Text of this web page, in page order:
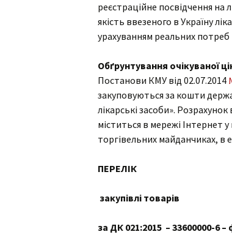
реєстраційне посвідчення на
якість ввезеного в Україну
урахуванням реальних потреб
Обґрунтування очікуваної
Постанови КМУ від 02.07.2014
закуповуються за кошти
лікарські засоби».
міститься в мережі Інтернет
торгівельних майданчиках, в
ПЕРЕЛІК
закупівлі товарів
за ДК 021:2015 – 33600000-6